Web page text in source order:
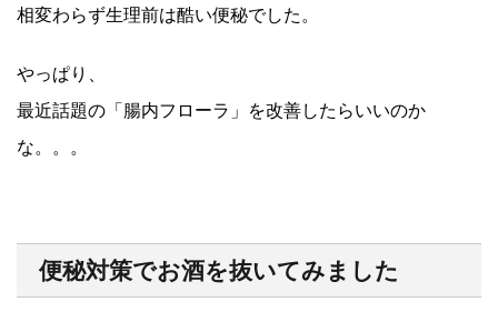
相変わらず生理前は酷い便秘でした。
やっぱり、
最近話題の「腸内フローラ」を改善したらいいのか
な。。。
便秘対策でお酒を抜いてみました